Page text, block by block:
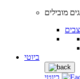
מובילים
ביוטי
ביוטי